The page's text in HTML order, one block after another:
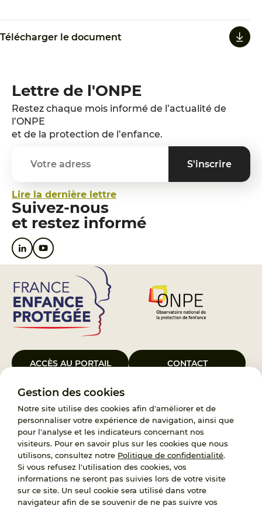
Gestion des cookies
Notre site utilise des cookies afin d'améliorer et de
personnaliser votre expérience de navigation, ainsi que
pour l'analyse et les indicateurs concernant nos
visiteurs. Pour en savoir plus sur les cookies que nous
utilisons, consultez notre Politique de confidentialité.
Si vous refusez l'utilisation des cookies, vos
informations ne seront pas suivies lors de votre visite
sur ce site. Un seul cookie sera utilisé dans votre
navigateur afin de se souvenir de ne pas suivre vos
Télécharger le document
Lettre de l'ONPE
Restez chaque mois informé de l’actualité de
l’ONPE
et de la protection de l’enfance.
Lire la dernière lettre
Suivez-nous
et restez informé
ACCÈS AU PORTAIL CONTACT
Le Groupement d’Intérêt Public France Enfance Protégée, créé le 5
janvier 2023, a pour objet d’assurer les missions de service public du
119, d’accompagnement des adoptants et de traitement des
demandes d’accès aux origines personnelles. France Enfance
Protégée est également un observatoire et une ressource pour
l’ensemble des professionnels, ainsi qu’un appui à l’élaboration de la
politique publique à travers le soutien à l’activité des conseils
nationaux.
RECRUTEMENT